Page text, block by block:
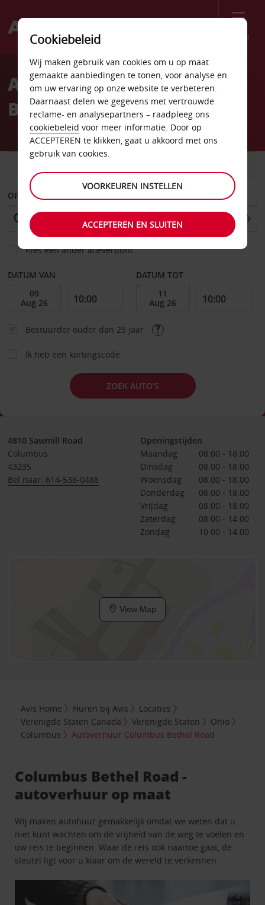
Menu
Welcome
AvisAutoverhuur Columbus
Bethel Road
OPHALEN OP
Kies een ander afleverpunt
DATUM VAN DATUM TOT
Bestuurder ouder dan 25 jaar
Ik heb een kortingscode
ZOEK AUTO’S
4810 Sawmill Road
Columbus
43235
Bel naar: 614-538-0488
Openingstijden
Maandag
08:00 - 18:00
Dinsdag
08:00 - 18:00
Woensdag
08:00 - 18:00
Donderdag
08:00 - 18:00
Vrijdag
08:00 - 18:00
Zaterdag
08:00 - 14:00
Zondag
10:00 - 14:00
View Map
Avis Home Huren bij Avis
Locaties
Verenigde Staten Canada
Verenigde Staten
Ohio
Columbus
Autoverhuur Columbus Bethel Road
Columbus Bethel Road -
autoverhuur op maat
Wij maken autohuur gemakkelijk omdat we weten dat u
niet kunt wachten om de vrijheid van de weg te voelen en
uw reis te beginnen. Waar de reis ook naartoe gaat, de
sleutel ligt voor u klaar om de wereld te verkennen.
Cookiebeleid
Wij maken gebruik van cookies om u op maat
gemaakte aanbiedingen te tonen, voor analyse en
om uw ervaring op onze website te verbeteren.
Daarnaast delen we gegevens met vertrouwde
reclame- en analysepartners – raadpleeg ons
cookiebeleid voor meer informatie. Door op
ACCEPTEREN te klikken, gaat u akkoord met ons
gebruik van cookies.
VOORKEUREN INSTELLEN
ACCEPTEREN EN SLUITEN